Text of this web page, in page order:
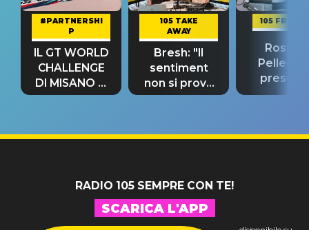
#PARTNERSHI
P
IL GT WORLD
CHALLENGE
DI MISANO si
riconferma
105 TAKE
AWAY
Bresh: "Il
sentiment
non si prova
fino alla notte
105
Rosario
“Così
RADIO 105 SEMPRE CON TE!
SCARICA L'APP